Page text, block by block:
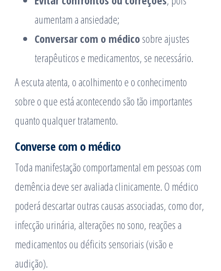
aumentam a ansiedade;
Conversar com o médico sobre ajustes
terapêuticos e medicamentos, se necessário.
A escuta atenta, o acolhimento e o conhecimento
sobre o que está acontecendo são tão importantes
quanto qualquer tratamento.
Converse com o médico
Toda manifestação comportamental em pessoas com
demência deve ser avaliada clinicamente. O médico
poderá descartar outras causas associadas, como dor,
infecção urinária, alterações no sono, reações a
medicamentos ou déficits sensoriais (visão e
audição).